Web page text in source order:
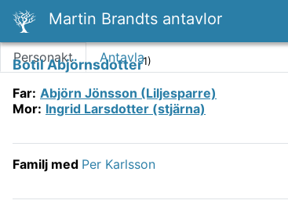
Martin Brandts antavlor
Personakt Antavla
Botil Abjörnsdotter1)
Far: Abjörn Jönsson (Liljesparre)
Mor: Ingrid Larsdotter (stjärna)
Familj med Per Karlsson